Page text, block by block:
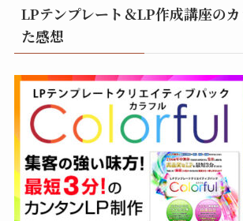
LPテンプレート＆LP作成講座の
た感想